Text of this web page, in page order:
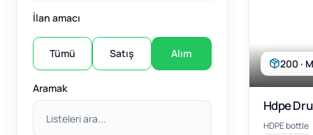
İlan amacı
Tümü Satış Alım
Aramak
200 ·
Hdpe
HDPE bottle